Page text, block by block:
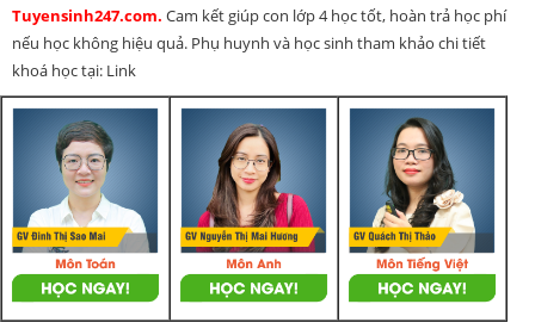
Tuyensinh247.com. Cam kết giúp con lớp 4 học tốt, hoàn trả học phí
nếu học không hiệu quả. Phụ huynh và học sinh tham khảo chi tiết
khoá học tại: Link